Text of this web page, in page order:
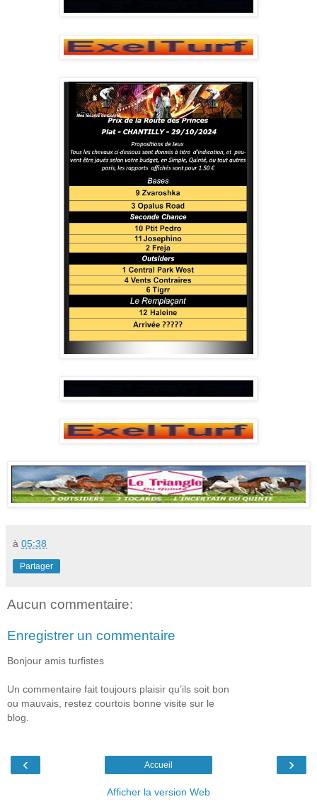
à 05:38
Partager
Aucun commentaire:
Enregistrer un commentaire
Bonjour amis turfistes
Un commentaire fait toujours plaisir qu’ils soit bon
ou mauvais, restez courtois bonne visite sur le
blog.
‹ ›
Accueil
Afficher la version Web